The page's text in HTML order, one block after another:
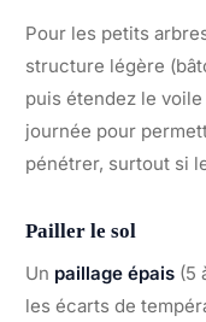
Pour les petits
structure légère
puis étendez le
journée pour
pénétrer, surtout si
Pailler le sol
Un paillage épais (5
les écarts de